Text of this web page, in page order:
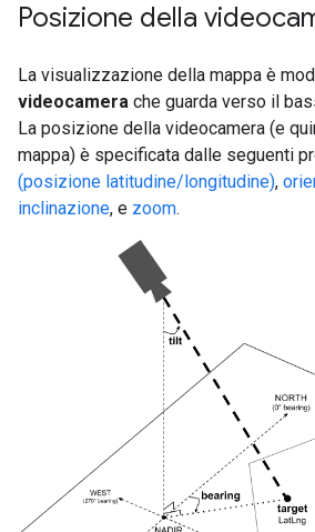
Posizione della
La visualizzazione della mappa è
videocamera che guarda verso il
La posizione della videocamera (e
mappa) è specificata dalle seguenti
(posizione latitudine/longitudine),
inclinazione, e zoom.